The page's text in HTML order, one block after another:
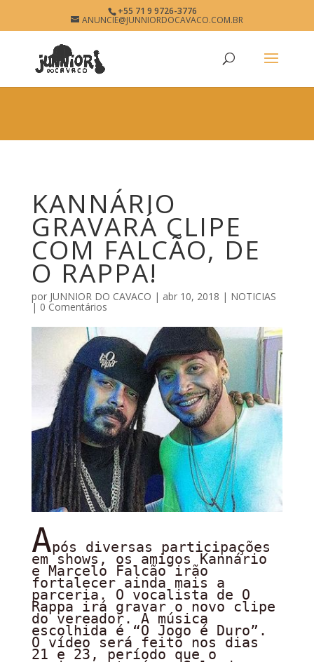
KANNÁRIO GRAVARÁ CLIPE
COM FALCÃO, DE O RAPPA! •
JUNNIOR DO CAVACO • O SITE
DO PAGODÃO
www.junniordocavaco.com.br
+55 71 9 9726-3776
ANUNCIE@JUNNIORDOCAVACO.COM.BR
KANNÁRIO
GRAVARÁ CLIPE
COM FALCÃO, DE
O RAPPA!
por JUNNIOR DO CAVACO | abr 10, 2018 | NOTICIAS
| 0 Comentários
Após diversas participações
em shows, os amigos Kannário
e Marcelo Falcão irão
fortalecer ainda mais a
parceria. O vocalista de O
Rappa irá gravar o novo clipe
do vereador. A música
escolhida é “O Jogo é Duro”.
O vídeo será feito nos dias
21 e 23, período que o
× Free - In Google Play View